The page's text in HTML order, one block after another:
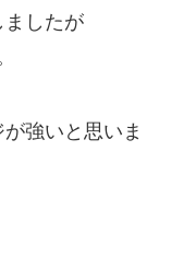
ましたが
強いと思いま